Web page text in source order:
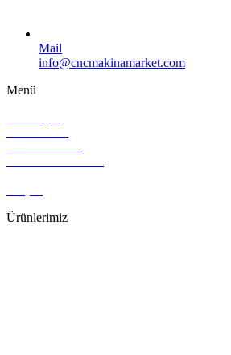
Mail
info@cncmakinamarket.com
Menü
Ürünlerimiz